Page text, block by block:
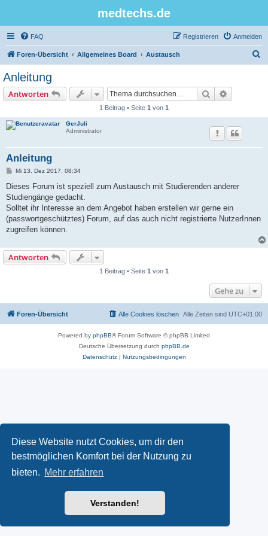
Diese Website nutzt Cookies, um dir den
bestmöglichen Komfort bei der Nutzung zu
bieten. Mehr erfahren
Verstanden!
medtechs.de
FAQ Anmelden
Registrieren
Foren-Übersicht Allgemeines Board Austausch
Anleitung
Antworten Suche
1 Beitrag • Seite 1 von 1
GerJuli
Administrator
Anleitung
B
i
r
a
Mi 13. Dez 2017, 08:34
Dieses Forum ist speziell zum Austausch mit Studierenden anderer
Studiengänge gedacht.
Solltet ihr Interesse an dem Angebot haben erstellen wir gerne ein
(passwortgeschütztes) Forum, auf das auch nicht registrierte NutzerInnen
zugreifen können.
Antworten
1 Beitrag • Seite 1 von 1
Gehe zu
Foren-Übersicht Alle Zeiten sind UTC+01:00
Alle Cookies löschen
Powered by phpBB® Forum Software © phpBB Limited
Deutsche Übersetzung durch phpBB.de
Datenschutz| Nutzungsbedingungen